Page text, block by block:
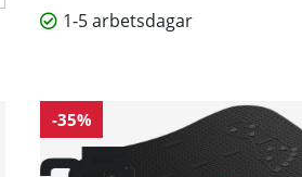
1-5 arbetsdagar
-35%